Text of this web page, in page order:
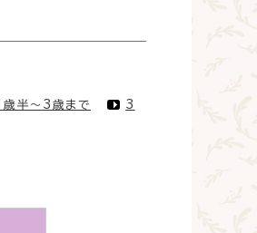
1歳半～3歳まで
3